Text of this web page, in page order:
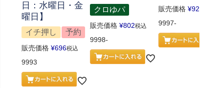
日：水曜日・金
曜日】
イチ押し 予約
販売価格 ¥696税込
9993
クロゆパ
販売価格 ¥802税込
9998-
販売価格 ¥926
9997-